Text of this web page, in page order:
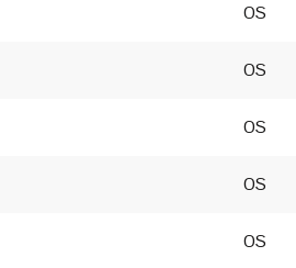
OS
OS
OS
OS
OS